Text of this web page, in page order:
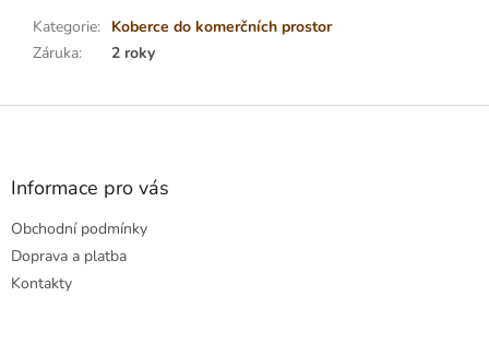
Kategorie: Koberce do komerčních prostor
Záruka: 2 roky
Z
Informace pro vás
Obchodní podmínky
Doprava a platba
Kontakty